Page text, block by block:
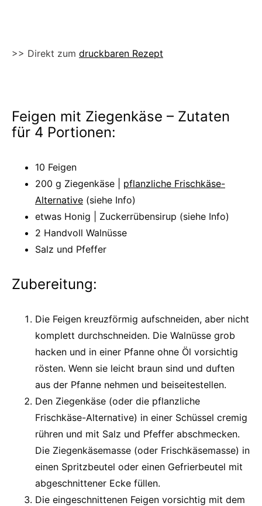
>> Direkt zum druckbaren Rezept
Feigen mit Ziegenkäse – Zutaten
für 4 Portionen:
10 Feigen
200 g Ziegenkäse | pflanzliche Frischkäse-
Alternative (siehe Info)
etwas Honig | Zuckerrübensirup (siehe Info)
2 Handvoll Walnüsse
Salz und Pfeffer
Zubereitung:
Die Feigen kreuzförmig aufschneiden, aber nicht
komplett durchschneiden. Die Walnüsse grob
hacken und in einer Pfanne ohne Öl vorsichtig
rösten. Wenn sie leicht braun sind und duften
aus der Pfanne nehmen und beiseitestellen.
Den Ziegenkäse (oder die pflanzliche
Frischkäse-Alternative) in einer Schüssel cremig
rühren und mit Salz und Pfeffer abschmecken.
Die Ziegenkäsemasse (oder Frischkäsemasse) in
einen Spritzbeutel oder einen Gefrierbeutel mit
abgeschnittener Ecke füllen.
Die eingeschnittenen Feigen vorsichtig mit dem